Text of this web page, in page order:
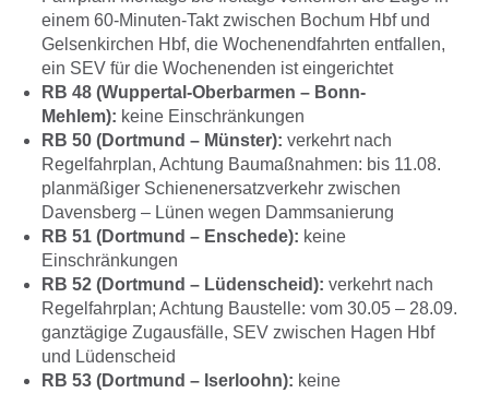
einem 60-Minuten-Takt zwischen Bochum Hbf und
Gelsenkirchen Hbf, die Wochenendfahrten entfallen,
ein SEV für die Wochenenden ist eingerichtet
RB 48 (Wuppertal-Oberbarmen – Bonn-
Mehlem): keine Einschränkungen
RB 50 (Dortmund – Münster): verkehrt nach
Regelfahrplan, Achtung Baumaßnahmen: bis 11.08.
planmäßiger Schienenersatzverkehr zwischen
Davensberg – Lünen wegen Dammsanierung
RB 51 (Dortmund – Enschede): keine
Einschränkungen
RB 52 (Dortmund – Lüdenscheid): verkehrt nach
Regelfahrplan; Achtung Baustelle: vom 30.05 – 28.09.
ganztägige Zugausfälle, SEV zwischen Hagen Hbf
und Lüdenscheid
RB 53 (Dortmund – Iserloohn): keine